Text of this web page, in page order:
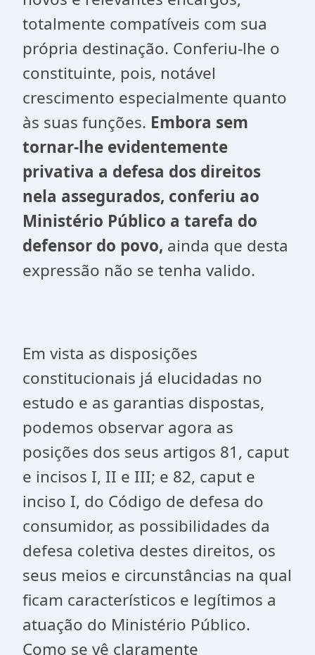
totalmente compatíveis com sua
própria destinação. Conferiu-lhe o
constituinte, pois, notável
crescimento especialmente quanto
às suas funções. Embora sem
tornar-lhe evidentemente
privativa a defesa dos direitos
nela assegurados, conferiu ao
Ministério Público a tarefa do
defensor do povo, ainda que desta
expressão não se tenha valido.
Em vista as disposições
constitucionais já elucidadas no
estudo e as garantias dispostas,
podemos observar agora as
posições dos seus artigos 81, caput
e incisos I, II e III; e 82, caput e
inciso I, do Código de defesa do
consumidor, as possibilidades da
defesa coletiva destes direitos, os
seus meios e circunstâncias na qual
ficam característicos e legítimos a
atuação do Ministério Público.
Como se vê claramente